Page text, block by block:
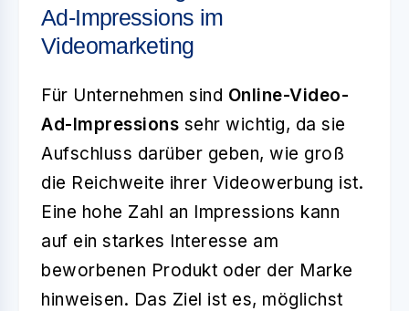
Ad-Impressions im
Videomarketing
Für Unternehmen sind Online-Video-
Ad-Impressions sehr wichtig, da sie
Aufschluss darüber geben, wie groß
die Reichweite ihrer Videowerbung ist.
Eine hohe Zahl an Impressions kann
auf ein starkes Interesse am
beworbenen Produkt oder der Marke
hinweisen. Das Ziel ist es, möglichst